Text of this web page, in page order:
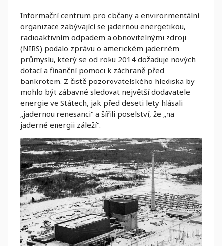
Informační centrum pro občany a environmentální
organizace zabývající se jadernou energetikou,
radioaktivním odpadem a obnovitelnými zdroji
(NIRS) podalo zprávu o americkém jaderném
průmyslu, který se od roku 2014 dožaduje nových
dotací a finanční pomoci k záchraně před
bankrotem. Z čistě pozorovatelského hlediska by
mohlo být zábavné sledovat největší dodavatele
energie ve Státech, jak před deseti lety hlásali
„jadernou renesanci“ a šířili poselství, že „na
jaderné energii záleží“.